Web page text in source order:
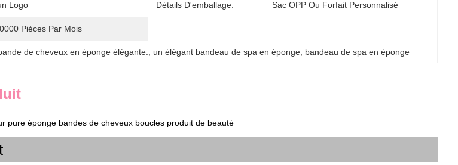
Logo Détails D'emballage: Sac OPP Ou Forfait Personnalisé
Pièces Par Mois
de cheveux en éponge élégante. un élégant bandeau de spa en éponge, bandeau de spa en éponge
pure éponge bandes de cheveux boucles produit de beauté